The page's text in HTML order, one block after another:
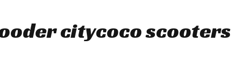
citycoco scooters